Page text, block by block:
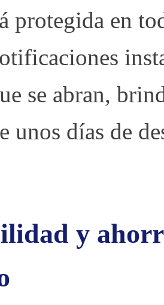
protegida en
se abran,
unos días de
y